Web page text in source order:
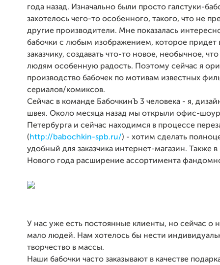
года назад. Изначально были просто галстуки-
захотелось чего-то особенного, такого, что не
другие производители. Мне показалась
бабочки с любым изображением, которое придет
заказчику, создавать что-то новое, необычное,
людям особенную радость. Поэтому сейчас я
производство бабочек по мотивам известных
сериалов/комиксов.
Сейчас в команде БабочкинЪ 3 человека - я,
швея. Около месяца назад мы открыли офис-
Петербурга и сейчас находимся в процессе
(http://babochkin-spb.ru/) - хотим сделать
удобный для заказчика интернет-магазин. Также в
Нового года расширение ассортимента
У нас уже есть постоянные клиенты, но сейчас о
мало людей. Нам хотелось бы нести
творчество в массы.
Наши бабочки часто заказывают в качестве